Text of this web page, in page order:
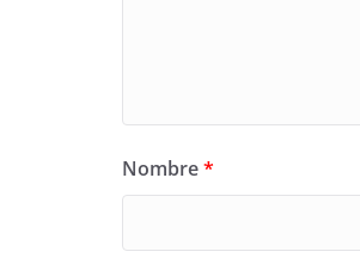
Nombre*